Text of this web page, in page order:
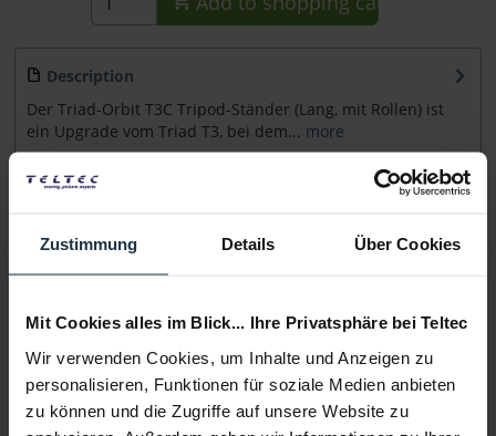
Zustimmung Details Über Cookies
Mit Cookies alles im Blick... Ihre Privatsphäre bei Teltec
Wir verwenden Cookies, um Inhalte und Anzeigen zu
personalisieren, Funktionen für soziale Medien anbieten
zu können und die Zugriffe auf unsere Website zu
Description
Der Triad-Orbit T3C Tripod-Ständer (Lang, mit Rollen) ist
ein Upgrade vom Triad T3, bei dem... more
Accessories
Consultation
Manufacturer & Product Safety Information